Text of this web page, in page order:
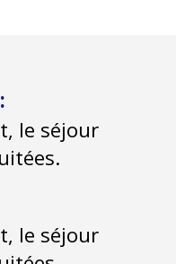
:
le séjour
le séjour